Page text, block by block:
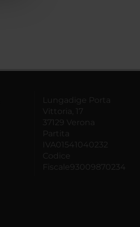
Lungadige Porta
Vittoria, 17
37129 Verona
Partita
IVA01541040232
Codice
Fiscale93009870234